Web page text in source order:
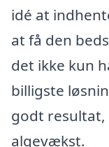
idé at
at få den
det ikke kun
billigste
godt
algevækst.